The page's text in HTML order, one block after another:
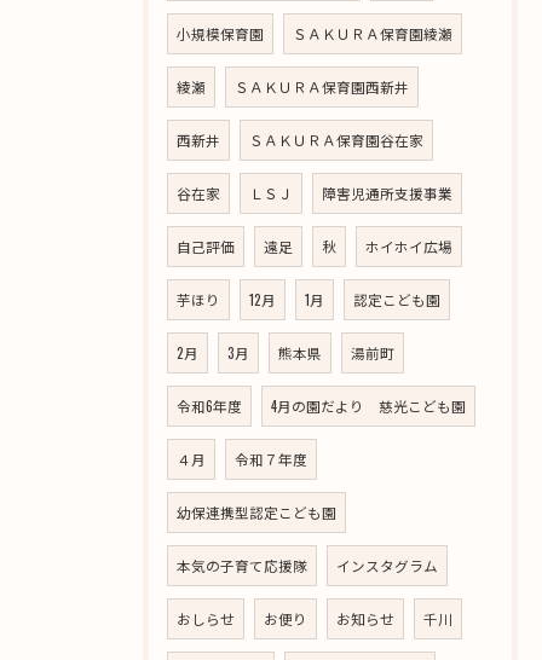
小規模保育園 ＳＡＫＵＲＡ保育園綾瀬
綾瀬 ＳＡＫＵＲＡ保育園西新井
西新井 ＳＡＫＵＲＡ保育園谷在家
谷在家 ＬＳＪ 障害児通所支援事業
自己評価 遠足 秋 ホイホイ広場
芋ほり 12月 1月 認定こども園
2月 3月 熊本県 湯前町
令和6年度 4月の園だより 慈光こども園
４月 令和７年度
幼保連携型認定こども園
本気の子育て応援隊 インスタグラム
おしらせ お便り お知らせ 千川